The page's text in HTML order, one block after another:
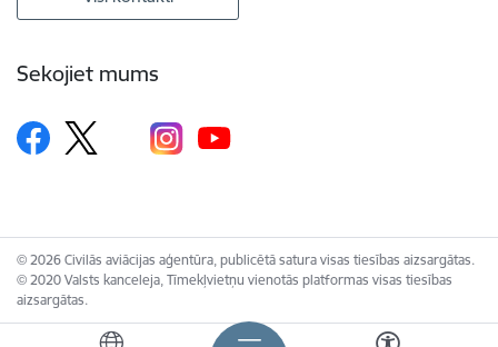
Sekojiet mums
© 2026 Civilās aviācijas aģentūra, publicētā satura visas tiesības aizsargātas.
© 2020 Valsts kanceleja, Tīmekļvietņu vienotās platformas visas tiesības
aizsargātas.